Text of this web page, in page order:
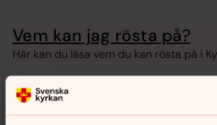
Vem kan jag rösta på?
Här kan du läsa vem du kan rösta på i
Rösta i kyrkovalet
Vi har träffat Helén Sjöberg som är